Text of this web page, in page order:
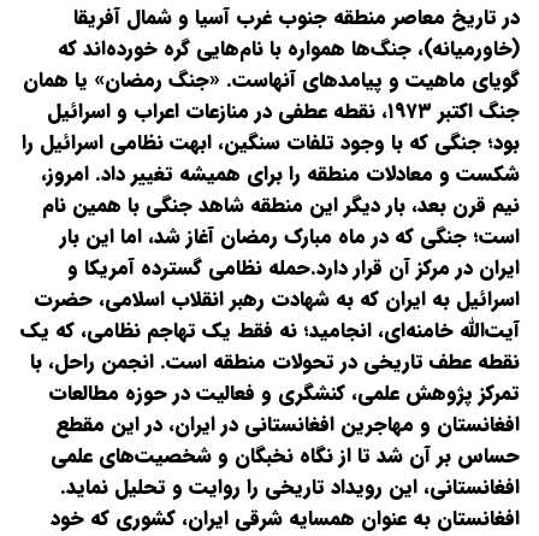
در تاریخ معاصر منطقه جنوب غرب آسیا و شمال آفریقا
(خاورمیانه)، جنگ‌ها همواره با نام‌هایی گره خورده‌اند که
گویای ماهیت و پیامدهای آنهاست. «جنگ رمضان» یا همان
جنگ اکتبر ۱۹۷۳، نقطه عطفی در منازعات اعراب و اسرائیل
بود؛ جنگی که با وجود تلفات سنگین، ابهت نظامی اسرائیل را
شکست و معادلات منطقه را برای همیشه تغییر داد. امروز،
نیم قرن بعد، بار دیگر این منطقه شاهد جنگی با همین نام
است؛ جنگی که در ماه مبارک رمضان آغاز شد، اما این بار
ایران در مرکز آن قرار دارد.حمله نظامی گسترده آمریکا و
اسرائیل به ایران که به شهادت رهبر انقلاب اسلامی، حضرت
آیت‌الله خامنه‌ای، انجامید؛ نه فقط یک تهاجم نظامی، که یک
نقطه عطف تاریخی در تحولات منطقه است. انجمن راحل، با
تمرکز پژوهش علمی، کنشگری و فعالیت در حوزه مطالعات
افغانستان و مهاجرین افغانستانی در ایران، در این مقطع
حساس بر آن شد تا از نگاه نخبگان و شخصیت‌های علمی
افغانستانی، این رویداد تاریخی را روایت و تحلیل نماید.
افغانستان به عنوان همسایه شرقی ایران، کشوری که خود